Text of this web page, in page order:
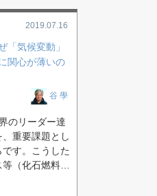
2019.07.16
「気候変動」
関心が薄いの
谷 學
のリーダー達
重要課題とし
す。こうした
（化石燃料…